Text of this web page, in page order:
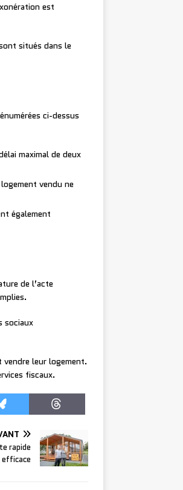
est
situés dans le
ci-dessus
maximal de deux
vendu ne
également
de l’acte
sociaux
vendre leur logement.
fiscaux.
rapide